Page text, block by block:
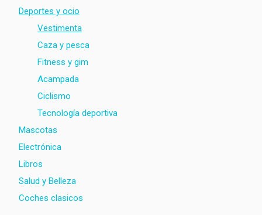
Deportes y ocio
Vestimenta
Caza y pesca
Fitness y gim
Acampada
Ciclismo
Tecnología deportiva
Mascotas
Electrónica
Libros
Salud y Belleza
Coches clasicos